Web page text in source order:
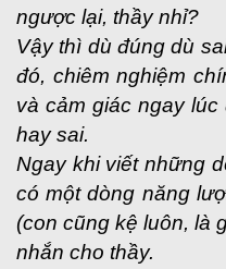
ngược lại, thầy nhỉ?
Vậy thì dù đúng dù
đó, chiêm nghiệm
và cảm giác ngay
hay sai.
Ngay khi viết những
có một dòng năng
(con cũng kệ luôn, là
nhắn cho thầy.